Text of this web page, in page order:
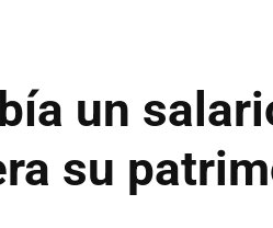
un
su